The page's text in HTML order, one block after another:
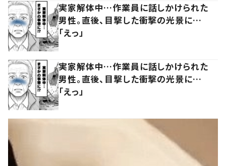
実家解体中…作業員に話しかけられた
男性。直後、目撃した衝撃の光景に…
「えっ」
実家解体中…作業員に話しかけられた
男性。直後、目撃した衝撃の光景に…
「えっ」